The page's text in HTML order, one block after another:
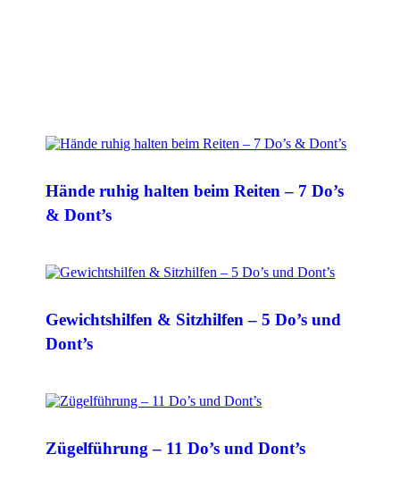
Hände ruhig halten beim Reiten – 7 Do’s
& Dont’s
Gewichtshilfen & Sitzhilfen – 5 Do’s und
Dont’s
Zügelführung – 11 Do’s und Dont’s